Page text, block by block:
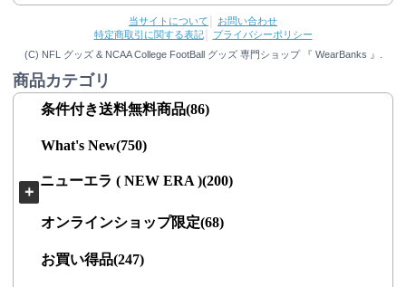
当サイトについて
お問い合わせ
特定商取引に関する表記│
プライバシーポリシー
(C) NFL グッズ & NCAA College FootBall グッズ 専門ショップ 『 WearBanks 』.
商品カテゴリ
条件付き送料無料商品(86)
What's New(750)
＋
ニューエラ ( NEW ERA )(200)
オンラインショップ限定(68)
お買い得品(247)